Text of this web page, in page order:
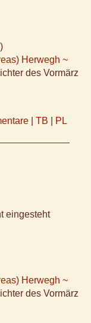
Herwegh ~
des Vormärz
TB PL
eingesteht
Herwegh ~
des Vormärz